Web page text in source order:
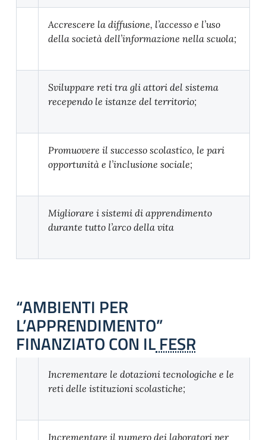
Accrescere la diffusione, l’accesso e l’uso
della società dell’informazione nella scuola;
Sviluppare reti tra gli attori del sistema
recependo le istanze del territorio;
Promuovere il successo scolastico, le pari
opportunità e l’inclusione sociale;
Migliorare i sistemi di apprendimento
durante tutto l’arco della vita
“AMBIENTI PER
L’APPRENDIMENTO”
FINANZIATO CON ILFESR
Incrementare le dotazioni tecnologiche e le
reti delle istituzioni scolastiche;
Incrementare il numero dei laboratori per